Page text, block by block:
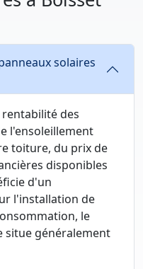
solaires
des
l'ensoleillement
toiture, du prix de
disponibles
d'un
l'installation de
le
situe généralement